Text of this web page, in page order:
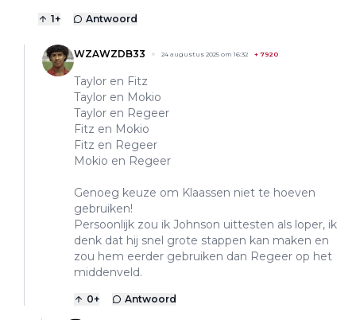
1+ Antwoord
WZAWZDB33 24 augustus 2025 om 16:32 + 7920
Taylor en Fitz
Taylor en Mokio
Taylor en Regeer
Fitz en Mokio
Fitz en Regeer
Mokio en Regeer
Genoeg keuze om Klaassen niet te hoeven
gebruiken!
Persoonlijk zou ik Johnson uittesten als loper, ik
denk dat hij snel grote stappen kan maken en
zou hem eerder gebruiken dan Regeer op het
middenveld.
0+ Antwoord